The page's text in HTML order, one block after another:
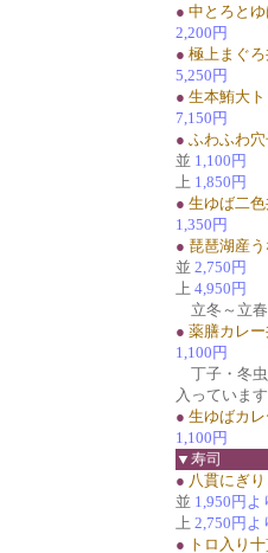
● 中とろと
2,200円
● 極上まぐ
5,250円
● 生本鮪大
7,150円
● ふわふわ
並 1,100円
上 1,850円
● 生ゆば二
1,350円
● 琵琶湖産
並 2,750円
上 4,950円
立冬～立
● 薬膳カレ
1,100円
丁子・冬虫
入っています
● 生ゆばカ
1,100円
▼寿司
● 八貫にぎり
並 1,950円よ
上 2,750円よ
● トロ入り